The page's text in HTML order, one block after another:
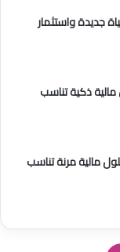
جديدة واستثمار
ذكية تناسب
مالية مرنة تناسب